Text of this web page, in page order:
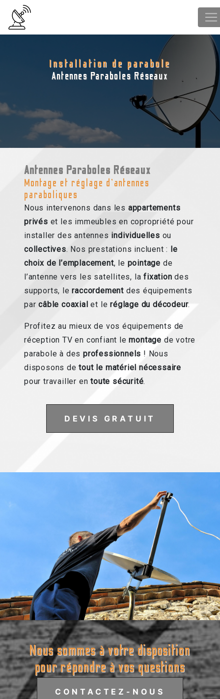
Installation de parabole
Antennes Paraboles Réseaux
Antennes Paraboles Réseaux
Montage et réglage d'antennes
paraboliques
Nous intervenons dans les appartements
privés et les immeubles en copropriété pour
installer des antennes individuelles ou
collectives. Nos prestations incluent : le
choix de l’emplacement, le pointage de
l’antenne vers les satellites, lafixationdes
supports, leraccordement des équipements
parcâble coaxial et leréglage du décodeur.
Profitez au mieux de vos équipements de
réception TV en confiant lemontage de votre
parabole à desprofessionnels ! Nous
disposons detout le matériel nécessaire
pour travailler entoute sécurité.
DEVIS GRATUIT
Nous sommes à votre disposition
pour répondre à vos questions
CONTACTEZ-NOUS
Panneau de gestion des cookies